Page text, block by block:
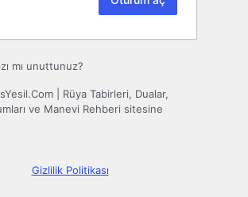
mı unuttunuz?
| Rüya Tabirleri, Dualar,
ve Manevi Rehberi sitesine
Gizlilik Politikası